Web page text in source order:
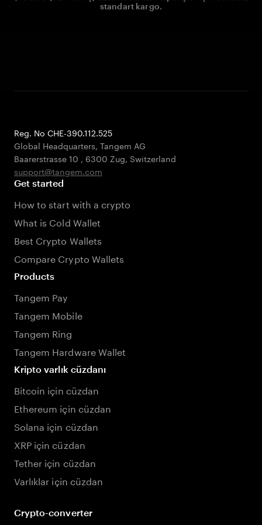
standart kargo.
Reg. No CHE-390.112.525
Global Headquarters, Tangem AG
Baarerstrasse 10 , 6300 Zug, Switzerland
support@tangem.com
Get started
How to start with a crypto
What is Cold Wallet
Best Crypto Wallets
Compare Crypto Wallets
Products
Tangem Pay
Tangem Mobile
Tangem Ring
Tangem Hardware Wallet
Kripto varlık cüzdanı
Bitcoin için cüzdan
Ethereum için cüzdan
Solana için cüzdan
XRP için cüzdan
Tether için cüzdan
Varlıklar için cüzdan
Crypto-converter